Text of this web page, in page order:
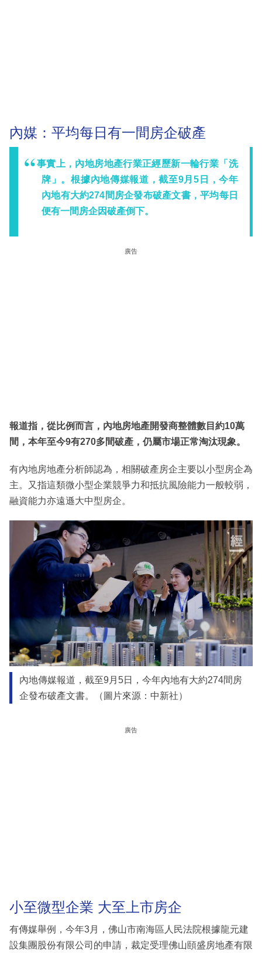
內媒：平均每日有一間房企破產
事實上，內地房地產行業正經歷新一輪行業「洗
牌」。根據內地傳媒報道，截至9月5日，今年
內地有大約274間房企發布破產文書，平均每日
便有一間房企因破產倒下。
廣告
報道指，從比例而言，內地房地產開發商整體數目約10萬
間，本年至今9有270多間破產，仍屬市場正常淘汰現象。
有內地房地產分析師認為，相關破產房企主要以小型房企為
主。又指這類微小型企業競爭力和抵抗風險能力一般較弱，
融資能力亦遠遜大中型房企。
內地傳媒報道，截至9月5日，今年內地有大約274間房
企發布破產文書。（圖片來源：中新社）
廣告
小至微型企業 大至上市房企
有傳媒舉例，今年3月，佛山市南海區人民法院根據龍元建
設集團股份有限公司的申請，裁定受理佛山頤盛房地產有限